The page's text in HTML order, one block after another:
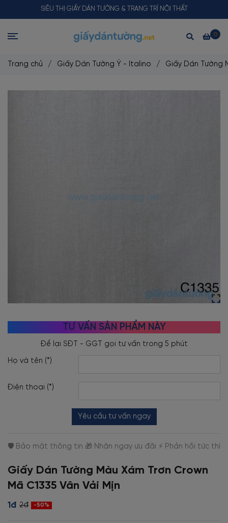
SIÊU THỊ GIẤY DÁN TƯỜNG & TRANG TRÍ NỘI THẤT
0
Trang chủ / Giấy Dán Tường Ý - Italino / Giấy Dán Tường
TƯ VẤN SẢN PHẨM NÀY
Họ và tên (*)
Điện thoại (*)
Yêu cầu tư vấn ngay
Giấy Dán Tường Màu Xám Trơn Crown
Mã C1335 Vân Vải Mịn
1đ 2đ -50%